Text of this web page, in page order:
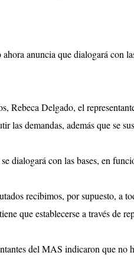
anuncia que dialogará con
Rebeca Delgado, el
las demandas, además que se
dialogará con las bases, en
recibimos, por supuesto, a
que establecerse a través de
del MAS indicaron que